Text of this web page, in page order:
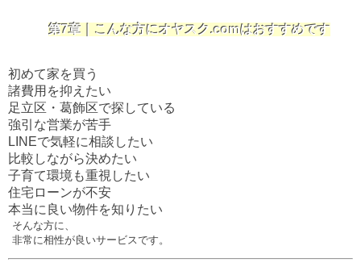
第7章｜こんな方にオヤスク.comはおすすめです
初めて家を買う
諸費用を抑えたい
足立区・葛飾区で探している
強引な営業が苦手
LINEで気軽に相談したい
比較しながら決めたい
子育て環境も重視したい
住宅ローンが不安
本当に良い物件を知りたい
そんな方に、
非常に相性が良いサービスです。